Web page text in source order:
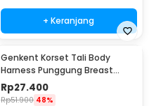
+ Keranjang
Genkent Korset Tali Body
Harness Punggung Breast
Support M - BBJ-16
Rp27.400
Rp51.900 48%